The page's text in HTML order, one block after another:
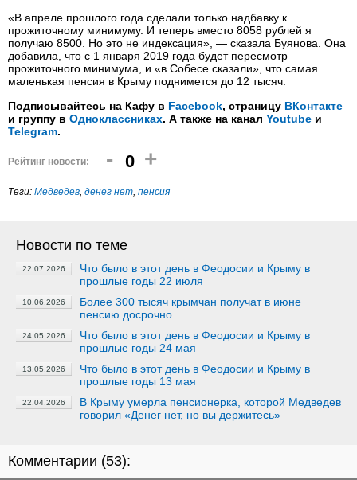
«В апреле прошлого года сделали только надбавку к
прожиточному минимуму. И теперь вместо 8058 рублей я
получаю 8500. Но это не индексация», — сказала Буянова. Она
добавила, что с 1 января 2019 года будет пересмотр
прожиточного минимума, и «в Собесе сказали», что самая
маленькая пенсия в Крыму поднимется до 12 тысяч.
Подписывайтесь на Кафу в Facebook, страницу ВКонтакте
и группу в Одноклассниках. А также на канал Youtube и
Telegram.
Рейтинг новости: - 0 +
Теги: Медведев, денег нет, пенсия
Новости по теме
22.07.2026
Что было в этот день в Феодосии и Крыму в
прошлые годы 22 июля
10.06.2026
Более 300 тысяч крымчан получат в июне
пенсию досрочно
24.05.2026
Что было в этот день в Феодосии и Крыму в
прошлые годы 24 мая
13.05.2026
Что было в этот день в Феодосии и Крыму в
прошлые годы 13 мая
22.04.2026
В Крыму умерла пенсионерка, которой Медведев
говорил «Денег нет, но вы держитесь»
Комментарии (53):